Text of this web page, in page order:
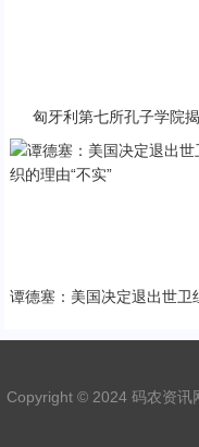
匈牙利第七所孔子学院
谭德塞：美国决定退出世卫
Copyright © 2024 码农资讯